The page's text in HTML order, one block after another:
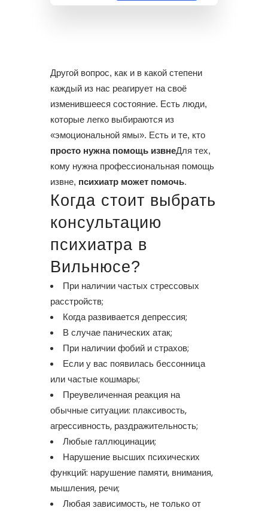
Другой вопрос, как и в какой степени
каждый из нас реагирует на своё
изменившееся состояние. Есть люди,
которые легко выбираются из
«эмоциональной ямы». Есть и те, кто
просто нужна помощь извнеДля тех,
кому нужна профессиональная помощь
извне, психиатр может помочь.
Когда стоит выбрать
консультацию
психиатра в
Вильнюсе?
При наличии частых стрессовых
расстройств;
Когда развивается депрессия;
В случае панических атак;
При наличии фобий и страхов;
Если у вас появилась бессонница
или частые кошмары;
Преувеличенная реакция на
обычные ситуации: плаксивость,
агрессивность, раздражительность;
Любые галлюцинации;
Нарушение высших психических
функций: нарушение памяти, внимания,
мышления, речи;
Любая зависимость, не только от